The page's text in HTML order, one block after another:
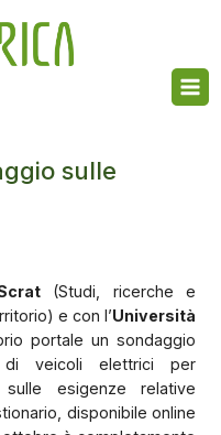
sulle
(Studi, ricerche e
e con l’Università
portale un sondaggio
veicoli elettrici per
esigenze relative
disponibile online